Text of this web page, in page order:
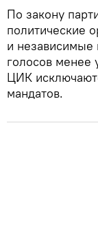
По закону
политические
и независимые
голосов менее
ЦИК
мандатов.